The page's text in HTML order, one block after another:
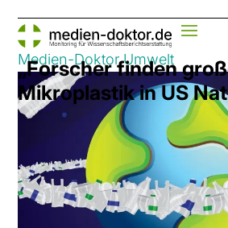
Medien-Doktor Umwelt
„Forscher finden
Mikroplastik in US